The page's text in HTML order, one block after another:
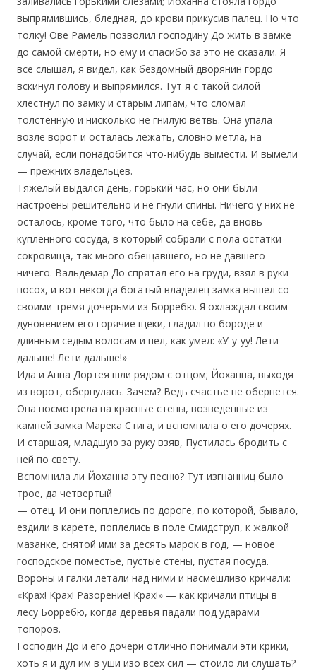
выпрямившись, бледная, до крови прикусив палец. Но что
толку! Ове Рамель позволил господину До жить в замке
до самой смерти, но ему и спасибо за это не сказали. Я
все слышал, я видел, как бездомный дворянин гордо
вскинул голову и выпрямился. Тут я с такой силой
хлестнул по замку и старым липам, что сломал
толстенную и нисколько не гнилую ветвь. Она упала
возле ворот и осталась лежать, словно метла, на
случай, если понадобится что-нибудь вымести. И вымели
— прежних владельцев.
Тяжелый выдался день, горький час, но они были
настроены решительно и не гнули спины. Ничего у них не
осталось, кроме того, что было на себе, да вновь
купленного сосуда, в который собрали с пола остатки
сокровища, так много обещавшего, но не давшего
ничего. Вальдемар До спрятал его на груди, взял в руки
посох, и вот некогда богатый владелец замка вышел со
своими тремя дочерьми из Борребю. Я охлаждал своим
дуновением его горячие щеки, гладил по бороде и
длинным седым волосам и пел, как умел: «У-у-уу! Лети
дальше! Лети дальше!»
Ида и Анна Дортея шли рядом с отцом; Йоханна, выходя
из ворот, обернулась. Зачем? Ведь счастье не обернется.
Она посмотрела на красные стены, возведенные из
камней замка Марека Стига, и вспомнила о его дочерях.
И старшая, младшую за руку взяв, Пустилась бродить с
ней по свету.
Вспомнила ли Йоханна эту песню? Тут изгнанниц было
трое, да четвертый
— отец. И они поплелись по дороге, по которой, бывало,
ездили в карете, поплелись в поле Смидструп, к жалкой
мазанке, снятой ими за десять марок в год, — новое
господское поместье, пустые стены, пустая посуда.
Вороны и галки летали над ними и насмешливо кричали:
«Крах! Крах! Разорение! Крах!» — как кричали птицы в
лесу Борребю, когда деревья падали под ударами
топоров.
Господин До и его дочери отлично понимали эти крики,
хоть я и дул им в уши изо всех сил — стоило ли слушать?